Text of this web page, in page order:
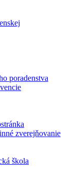
poradenstva
zverejňovanie
škola